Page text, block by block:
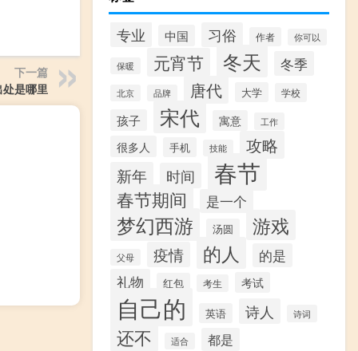
下一篇
是哪里
专业 中国 习俗 作者 你可以
保暖 元宵节 冬天 冬季
北京 品牌 唐代 大学 学校
孩子 宋代 寓意 工作
很多人 手机 技能 攻略
新年 时间 春节
春节期间 是一个
梦幻西游 汤圆 游戏
父母 疫情 的人 的是
礼物 红包 考生 考试
自己的 英语 诗人 诗词
还不 适合 都是